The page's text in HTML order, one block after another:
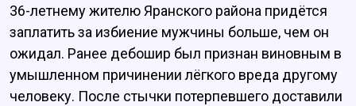
36-летнему жителю Яранского района придётся
заплатить за избиение мужчины больше, чем он
ожидал. Ранее дебошир был признан виновным в
умышленном причинении лёгкого вреда другому
человеку. После стычки потерпевшего доставили